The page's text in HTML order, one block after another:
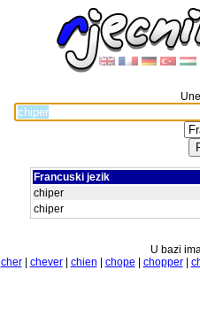
Francuski jezik
chiper
chiper
U bazi
cher| chever| chien chope chopper|